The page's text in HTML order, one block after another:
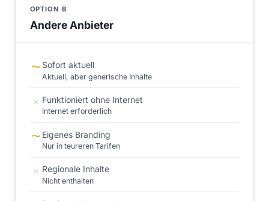
OPTION B
Andere Anbieter
〜 Sofort aktuell
Aktuell, aber generische Inhalte
✗ Funktioniert ohne Internet
Internet erforderlich
〜 Eigenes Branding
Nur in teureren Tarifen
✗ Regionale Inhalte
Nicht enthalten